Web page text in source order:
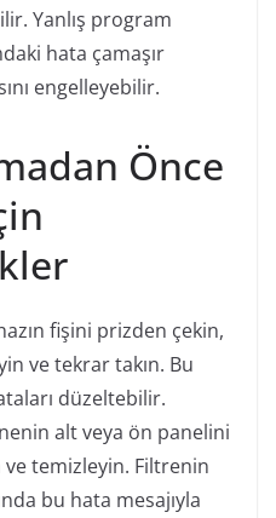
Yanlış program
hata çamaşır
engelleyebilir.
Önce
fişini prizden çekin,
ve tekrar takın. Bu
düzeltebilir.
alt veya ön panelini
ve temizleyin. Filtrenin
bu hata mesajıyla